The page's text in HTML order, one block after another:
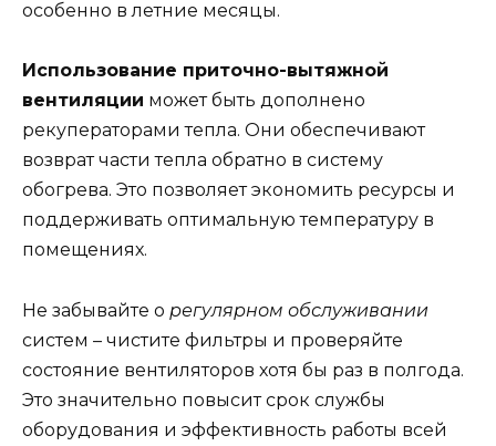
особенно в летние месяцы.
Использование приточно-вытяжной
вентиляции может быть дополнено
рекуператорами тепла. Они обеспечивают
возврат части тепла обратно в систему
обогрева. Это позволяет экономить ресурсы и
поддерживать оптимальную температуру в
помещениях.
Не забывайте о регулярном обслуживании
систем – чистите фильтры и проверяйте
состояние вентиляторов хотя бы раз в полгода.
Это значительно повысит срок службы
оборудования и эффективность работы всей